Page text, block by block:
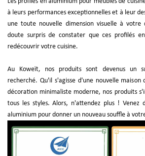
à leurs performances exceptionnelles et à leur
une toute nouvelle dimension visuelle à votre
doute surpris de constater que ces profilés
redécouvrir votre cuisine.
Au Koweït, nos produits sont devenus un
recherché. Qu'il s'agisse d'une nouvelle maison
décoration minimaliste moderne, nos produits
tous les styles. Alors, n'attendez plus ! Venez
aluminium pour donner un nouveau souffle à